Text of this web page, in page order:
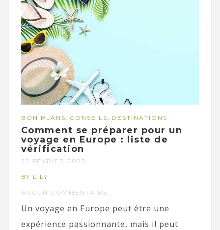
BON PLANS , CONSEILS , DESTINATIONS
Comment se préparer pour un
voyage en Europe : liste de
vérification
22 FÉVRIER 2023
BY LILY
AUCUN COMMENTAIRE
Un voyage en Europe peut être une
expérience passionnante, mais il peut